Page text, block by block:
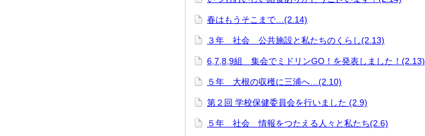
春はもうそこまで…(2.14)
３年 社会 公共施設と私たちのくらし(2.13)
6,7,8,9組 集会でミドリンGO！を発表しました！(2.13)
５年 大根の収穫に三浦へ…(2.10)
第２回 学校保健委員会を行いました (2.9)
５年 社会 情報をつたえる人々と私たち(2.6)